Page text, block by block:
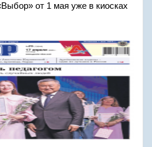
от 1 мая уже в киосках